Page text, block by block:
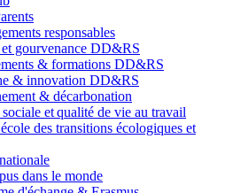
responsables
et gourvenance DD&RS
& formations DD&RS
& innovation DD&RS
& décarbonation
et qualité de vie au travail
des transitions écologiques et
dans le monde